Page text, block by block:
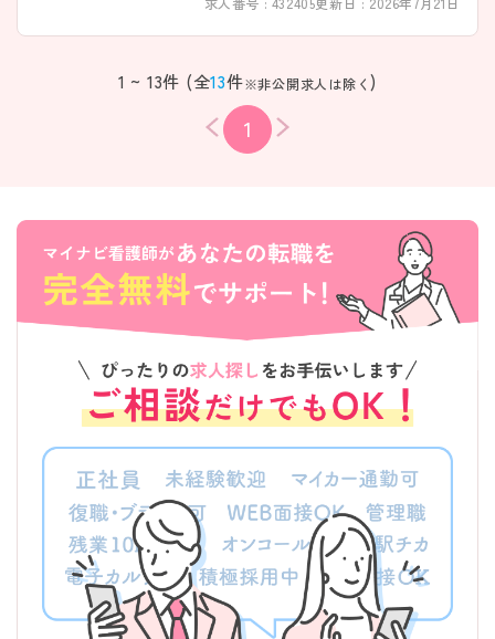
1 ~ 13件 (全13件※非公開求人は除く )
1